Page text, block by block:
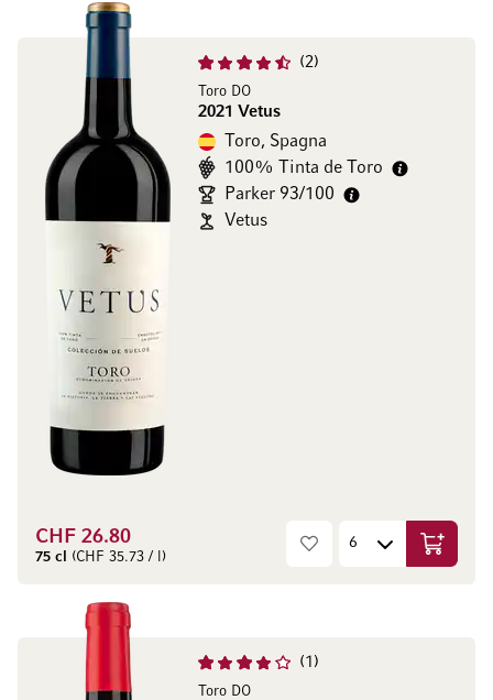
2
Toro DO
2021 Vetus
Toro, Spagna
100% Tinta de Toro
Parker 93/100
Vetus
CHF 26.80
75 cl (CHF 35.73 / l)
1
Toro DO